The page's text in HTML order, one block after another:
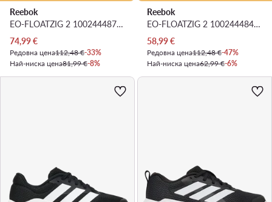
Reebok
EO-FLOATZIG 2 100244487 · Маратонки за бягане
Актуална цена
74,99€
Редовна цена112,48 €-33%
Най-ниска цена81,99 €-8%
Reebok
EO-FLOATZIG 2 100244484 · Маратонки за бягане
Актуална цена
58,99€
Редовна цена112,48 €-47%
Най-ниска цена62,99 €-6%